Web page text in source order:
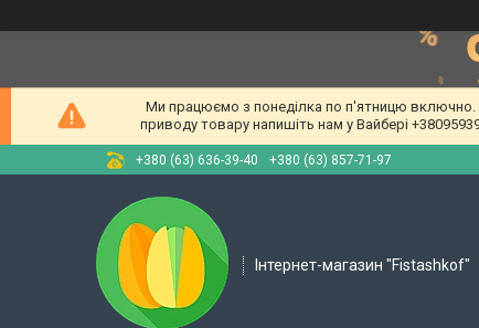
Ми працюємо з понеділка по п'ятницю включно.
приводу товару напишіть нам у Вайбері
+380 (63) 636-39-40 +380 (63) 857-71-97
Інтернет-магазин "Fistashkof"